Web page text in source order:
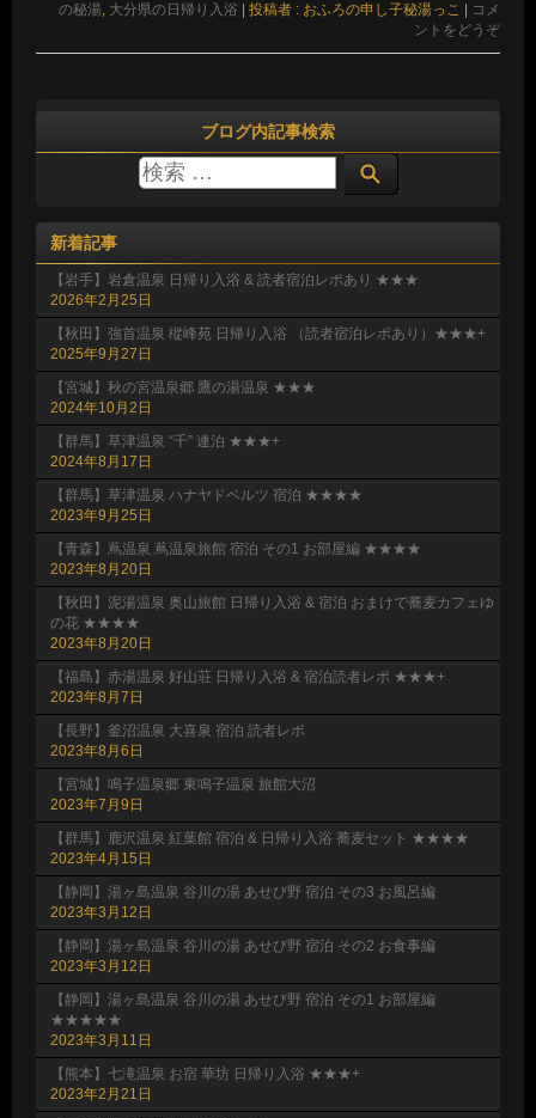
の秘湯, 大分県の日帰り入浴 投稿者 : おふろの申し子秘湯っこ
コメ
ントをどうぞ
ブログ内記事検索
新着記事
【岩手】岩倉温泉 日帰り入浴 & 読者宿泊レポあり ★★★
2026年2月25日
【秋田】強首温泉 樅峰苑 日帰り入浴 （読者宿泊レポあり）★★★+
2025年9月27日
【宮城】秋の宮温泉郷 鷹の湯温泉 ★★★
2024年10月2日
【群馬】草津温泉 “千” 連泊 ★★★+
2024年8月17日
【群馬】草津温泉 ハナヤドベルツ 宿泊 ★★★★
2023年9月25日
【青森】蔦温泉 蔦温泉旅館 宿泊 その1 お部屋編 ★★★★
2023年8月20日
【秋田】泥湯温泉 奥山旅館 日帰り入浴 & 宿泊 おまけで蕎麦カフェゆ
の花 ★★★★
2023年8月20日
【福島】赤湯温泉 好山荘 日帰り入浴 & 宿泊読者レポ ★★★+
2023年8月7日
【長野】釜沼温泉 大喜泉 宿泊 読者レポ
2023年8月6日
【宮城】鳴子温泉郷 東鳴子温泉 旅館大沼
2023年7月9日
【群馬】鹿沢温泉 紅葉館 宿泊 & 日帰り入浴 蕎麦セット ★★★★
2023年4月15日
【静岡】湯ヶ島温泉 谷川の湯 あせび野 宿泊 その3 お風呂編
2023年3月12日
【静岡】湯ヶ島温泉 谷川の湯 あせび野 宿泊 その2 お食事編
2023年3月12日
【静岡】湯ヶ島温泉 谷川の湯 あせび野 宿泊 その1 お部屋編
★★★★★
2023年3月11日
【熊本】七滝温泉 お宿 華坊 日帰り入浴 ★★★+
2023年2月21日